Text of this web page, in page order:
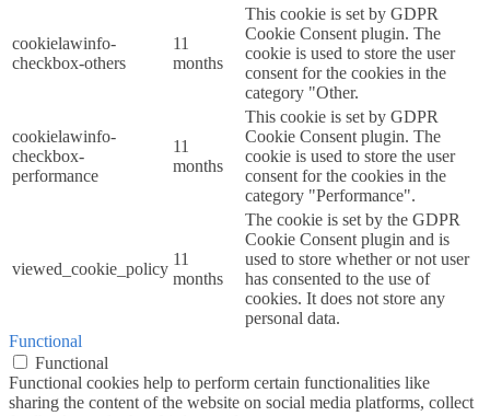
cookielawinfo-
checkbox-others
11
months
This cookie is set by GDPR
Cookie Consent plugin. The
cookie is used to store the user
consent for the cookies in the
category "Other.
cookielawinfo-
checkbox-
performance
11
months
This cookie is set by GDPR
Cookie Consent plugin. The
cookie is used to store the user
consent for the cookies in the
category "Performance".
viewed_cookie_policy
11
months
The cookie is set by the GDPR
Cookie Consent plugin and is
used to store whether or not user
has consented to the use of
cookies. It does not store any
personal data.
Functional
Functional
Functional cookies help to perform certain functionalities like
sharing the content of the website on social media platforms, collect